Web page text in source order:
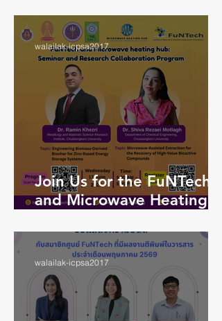
ประจำเดือนมิถุนายน 2569
Join Us for the FuNTech
and Microwave Heating
Research Collaboration
Program
walailak-icpsa2017
walailak-icpsa2017